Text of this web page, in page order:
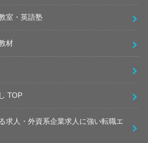
室・英語塾
材
TOP
求人・外資系企業求人に強い転職エ